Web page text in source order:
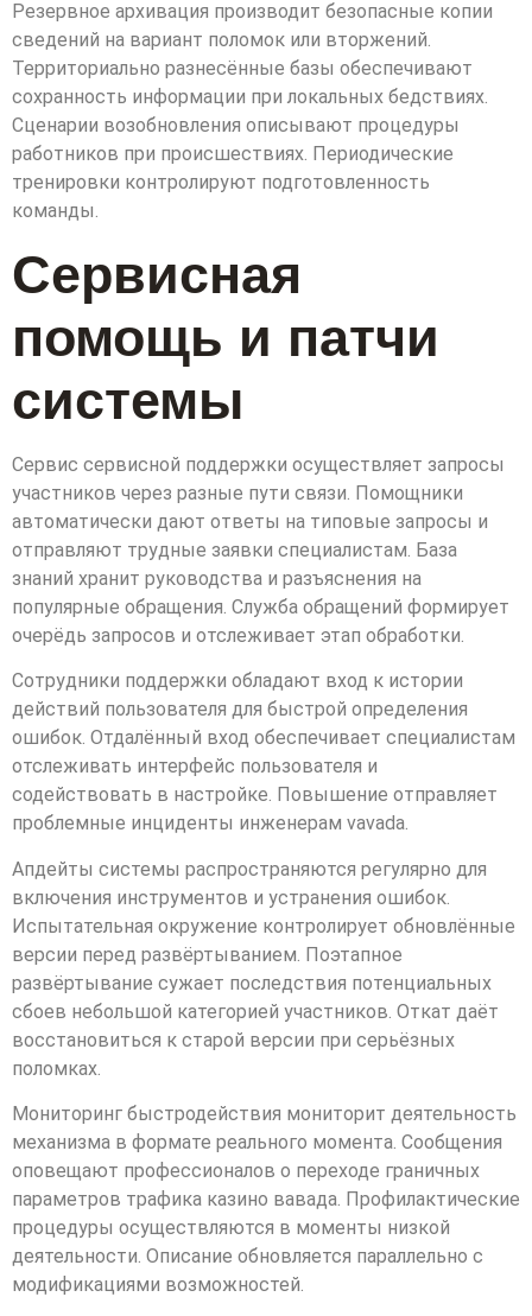
Резервное архивация производит безопасные копии
сведений на вариант поломок или вторжений.
Территориально разнесённые базы обеспечивают
сохранность информации при локальных бедствиях.
Сценарии возобновления описывают процедуры
работников при происшествиях. Периодические
тренировки контролируют подготовленность
команды.
Сервисная
помощь и патчи
системы
Сервис сервисной поддержки осуществляет запросы
участников через разные пути связи. Помощники
автоматически дают ответы на типовые запросы и
отправляют трудные заявки специалистам. База
знаний хранит руководства и разъяснения на
популярные обращения. Служба обращений формирует
очерёдь запросов и отслеживает этап обработки.
Сотрудники поддержки обладают вход к истории
действий пользователя для быстрой определения
ошибок. Отдалённый вход обеспечивает специалистам
отслеживать интерфейс пользователя и
содействовать в настройке. Повышение отправляет
проблемные инциденты инженерам vavada.
Апдейты системы распространяются регулярно для
включения инструментов и устранения ошибок.
Испытательная окружение контролирует обновлённые
версии перед развёртыванием. Поэтапное
развёртывание сужает последствия потенциальных
сбоев небольшой категорией участников. Откат даёт
восстановиться к старой версии при серьёзных
поломках.
Мониторинг быстродействия мониторит деятельность
механизма в формате реального момента. Сообщения
оповещают профессионалов о переходе граничных
параметров трафика казино вавада. Профилактические
процедуры осуществляются в моменты низкой
деятельности. Описание обновляется параллельно с
модификациями возможностей.